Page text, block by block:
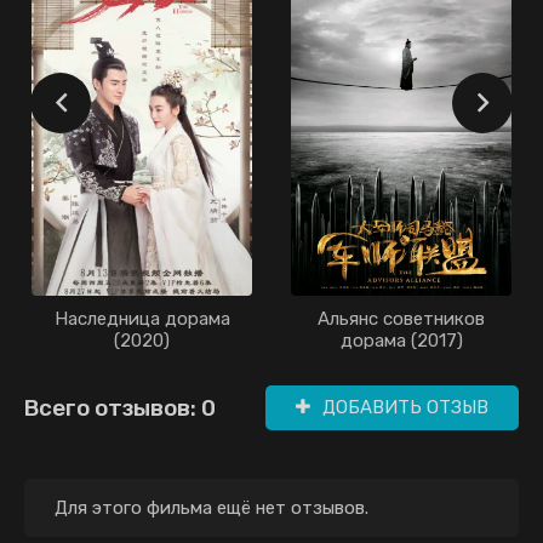
Наследница дорама
(2020)
Альянс советников
дорама (2017)
Всего отзывов: 0 ДОБАВИТЬ ОТЗЫВ
Для этого фильма ещё нет отзывов.